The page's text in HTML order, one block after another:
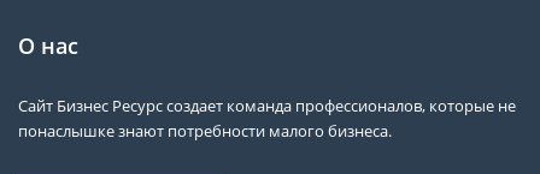
О нас
Сайт Бизнес Ресурс создает команда профессионалов, которые не
понаслышке знают потребности малого бизнеса.